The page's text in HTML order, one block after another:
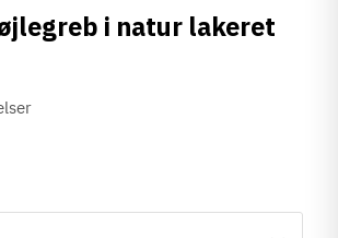
i natur lakeret